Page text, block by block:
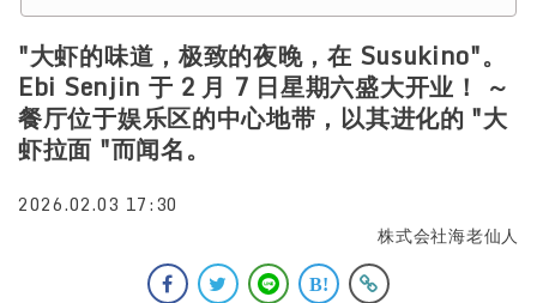
"大虾的味道，极致的夜晚，在 Susukino"。
Ebi Senjin 于 2 月 7 日星期六盛大开业！ ～
餐厅位于娱乐区的中心地带，以其进化的 "大
虾拉面 "而闻名。
2026.02.03 17:30
株式会社海老仙人